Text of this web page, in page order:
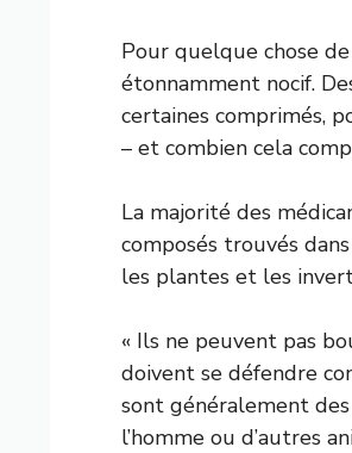
Pour quelque chose
étonnamment nocif.
certaines comprimés,
– et combien cela
La majorité des
composés trouvés
les plantes et les
« Ils ne peuvent pas
doivent se défendre
sont généralement
l’homme ou d’autres